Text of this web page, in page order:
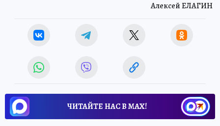
Алексей ЕЛАГИН
ЧИТАЙТЕ НАС В МАХ!